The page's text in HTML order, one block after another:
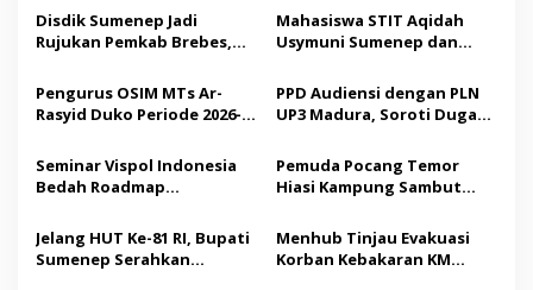
s
i
p
o
s
Disdik Sumenep Jadi
Rujukan Pemkab Brebes,
Pendidikan Berbasis
Budaya
Mahasiswa STIT Aqidah
Usymuni Sumenep dan
Jenazah WNI Asal Aceh di
Malaysia
Pengurus OSIM MTs Ar-
Rasyid Duko Periode 2026-
PPD Audiensi dengan PLN
UP3 Madura, Soroti Dugaan
Listrik Desa di Sumenep
Seminar Vispol Indonesia
Bedah Roadmap
Pendidikan dan Hilirisasi
Jadi Kunci
Pemuda Pocang Temor
Hiasi Kampung Sambut
Jelang HUT Ke-81 RI, Bupati
Sumenep Serahkan
Menhub Tinjau Evakuasi
Korban Kebakaran KM